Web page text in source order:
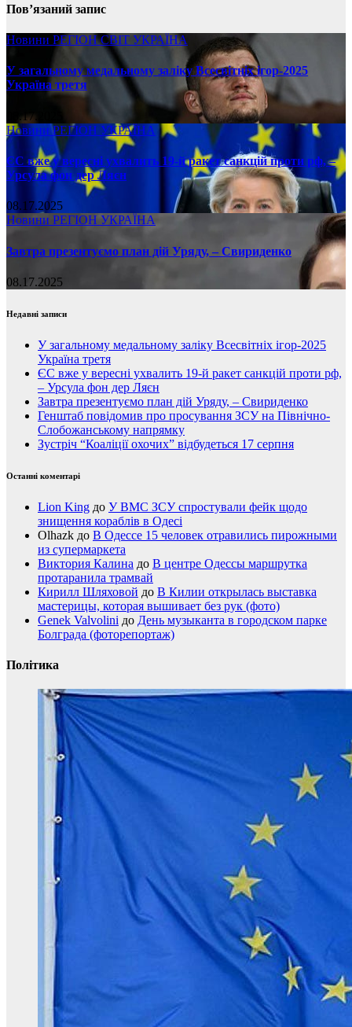
Пов’язаний запис
Новини РЕГІОНСВІТ УКРАЇНА
У загальному медальному заліку Всесвітніх ігор-2025
Україна третя
08.17.2025
НовиниРЕГІОН УКРАЇНА
ЄС вже у вересні ухвалить 19-й ракет санкцій проти рф, –
Урсула фон дер Ляєн
08.17.2025
Новини РЕГІОН УКРАЇНА
Завтра презентуємо план дій Уряду, – Свириденко
08.17.2025
Недавні записи
У загальному медальному заліку Всесвітніх ігор-2025
Україна третя
ЄС вже у вересні ухвалить 19-й ракет санкцій проти рф,
– Урсула фон дер Ляєн
Завтра презентуємо план дій Уряду, – Свириденко
Генштаб повідомив про просування ЗСУ на Північно-
Слобожанському напрямку
Зустріч “Коаліції охочих” відбудеться 17 серпня
Останні коментарі
Lion King до У ВМС ЗСУ спростували фейк щодо
знищення кораблів в Одесі
Olhazk до В Одессе 15 человек отравились пирожными
из супермаркета
Виктория Калина до В центре Одессы маршрутка
протаранила трамвай
Кирилл Шляховой до В Килии открылась выставка
мастерицы, которая вышивает без рук (фото)
Genek Valvolini до День музыканта в городском парке
Болграда (фоторепортаж)
Політика